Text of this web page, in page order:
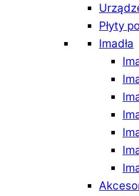
Płyty
Imadła